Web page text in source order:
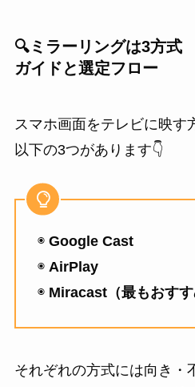
🔍ミラーリングは3方式
ガイドと選定フロー
スマホ画面をテレビに映す
以下の3つがあります👇
◉ Google Cast
◉ AirPlay
◉ Miracast（最もおすす
それぞれの方式には向き・